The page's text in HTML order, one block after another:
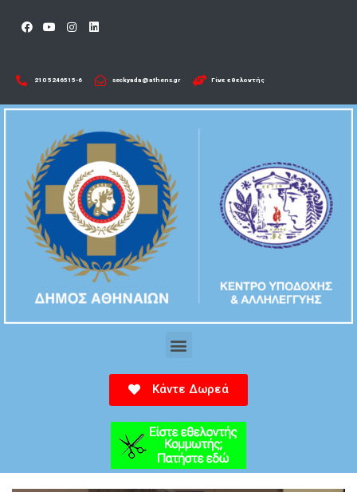
210 5246515-6​ seckyada@athens.gr Γίνε εθελοντής
Κάντε Δωρεά